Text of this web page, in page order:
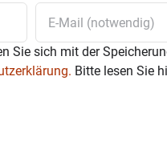
Sie sich mit der
Bitte lesen Sie